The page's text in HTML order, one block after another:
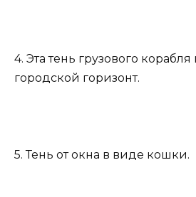
4. Эта тень грузового
городской горизонт.
5. Тень от окна в виде кошки.